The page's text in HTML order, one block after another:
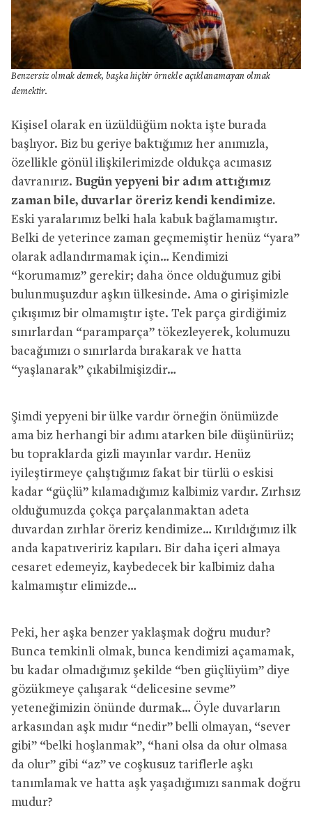
Benzersiz olmak demek, başka hiçbir örnekle açıklanamayan olmak
demektir.
Kişisel olarak en üzüldüğüm nokta işte burada
başlıyor. Biz bu geriye baktığımız her anımızla,
özellikle gönül ilişkilerimizde oldukça acımasız
davranırız. Bugün yepyeni bir adım attığımız
zaman bile, duvarlar öreriz kendi kendimize.
Eski yaralarımız belki hala kabuk bağlamamıştır.
Belki de yeterince zaman geçmemiştir henüz “yara”
olarak adlandırmamak için… Kendimizi
“korumamız” gerekir; daha önce olduğumuz gibi
bulunmuşuzdur aşkın ülkesinde. Ama o girişimizle
çıkışımız bir olmamıştır işte. Tek parça girdiğimiz
sınırlardan “paramparça” tökezleyerek, kolumuzu
bacağımızı o sınırlarda bırakarak ve hatta
“yaşlanarak” çıkabilmişizdir…
Şimdi yepyeni bir ülke vardır örneğin önümüzde
ama biz herhangi bir adımı atarken bile düşünürüz;
bu topraklarda gizli mayınlar vardır. Henüz
iyileştirmeye çalıştığımız fakat bir türlü o eskisi
kadar “güçlü” kılamadığımız kalbimiz vardır. Zırhsız
olduğumuzda çokça parçalanmaktan adeta
duvardan zırhlar öreriz kendimize… Kırıldığımız ilk
anda kapatıveririz kapıları. Bir daha içeri almaya
cesaret edemeyiz, kaybedecek bir kalbimiz daha
kalmamıştır elimizde…
Peki, her aşka benzer yaklaşmak doğru mudur?
Bunca temkinli olmak, bunca kendimizi açamamak,
bu kadar olmadığımız şekilde “ben güçlüyüm” diye
gözükmeye çalışarak “delicesine sevme”
yeteneğimizin önünde durmak… Öyle duvarların
arkasından aşk mıdır “nedir” belli olmayan, “sever
gibi” “belki hoşlanmak”, “hani olsa da olur olmasa
da olur” gibi “az” ve coşkusuz tariflerle aşkı
tanımlamak ve hatta aşk yaşadığımızı sanmak doğru
mudur?